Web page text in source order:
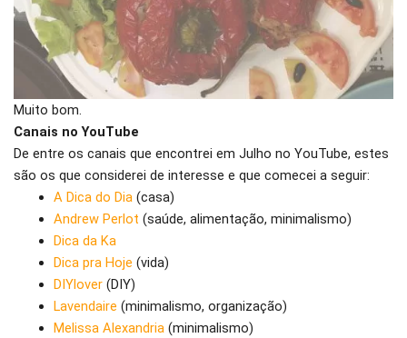
Muito bom.
Canais no YouTube
De entre os canais que encontrei em Julho no YouTube, estes
são os que considerei de interesse e que comecei a seguir:
A Dica do Dia(casa)
Andrew Perlot (saúde, alimentação, minimalismo)
Dica da Ka
Dica pra Hoje (vida)
DIYlover(DIY)
Lavendaire (minimalismo, organização)
Melissa Alexandria(minimalismo)